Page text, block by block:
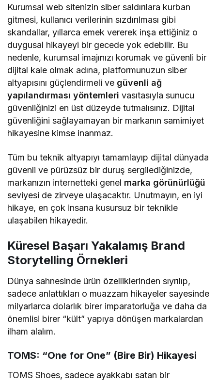
Kurumsal web sitenizin siber saldırılara kurban
gitmesi, kullanıcı verilerinin sızdırılması gibi
skandallar, yıllarca emek vererek inşa ettiğiniz o
duygusal hikayeyi bir gecede yok edebilir. Bu
nedenle, kurumsal imajınızı korumak ve güvenli bir
dijital kale olmak adına, platformunuzun siber
altyapısını güçlendirmeli ve güvenli ağ
yapılandırması yöntemleri vasıtasıyla sunucu
güvenliğinizi en üst düzeyde tutmalısınız. Dijital
güvenliğini sağlayamayan bir markanın samimiyet
hikayesine kimse inanmaz.
Tüm bu teknik altyapıyı tamamlayıp dijital dünyada
güvenli ve pürüzsüz bir duruş sergilediğinizde,
markanızın internetteki genel marka görünürlüğü
seviyesi de zirveye ulaşacaktır. Unutmayın, en iyi
hikaye, en çok insana kusursuz bir teknikle
ulaşabilen hikayedir.
Küresel Başarı Yakalamış Brand
Storytelling Örnekleri
Dünya sahnesinde ürün özelliklerinden sıyrılıp,
sadece anlattıkları o muazzam hikayeler sayesinde
milyarlarca dolarlık birer imparatorluğa ve daha da
önemlisi birer “kült” yapıya dönüşen markalardan
ilham alalım.
TOMS: “One for One” (Bire Bir) Hikayesi
TOMS Shoes, sadece ayakkabı satan bir